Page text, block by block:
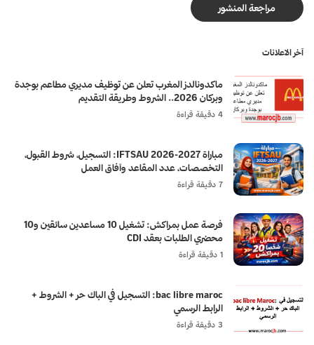
آخر الاعلانات
ماكدونالدز المغرب تعلن عن توظيف مديري مطاعم بوجدة
وبركان 2026.. الشروط وطريقة التقديم
4 دقيقة قراءة
مباراة IFTSAU 2026-2027: التسجيل، شروط القبول،
التخصصات، عدد المقاعد وآفاق العمل
7 دقيقة قراءة
فرصة عمل بمراكش: تشغيل 10 مساعدين سائقين و10
محضري الطلبات بعقد CDI
1 دقيقة قراءة
bac libre maroc: التسجيل في الباك حر + الشروط +
الرابط الرسمي
3 دقيقة قراءة